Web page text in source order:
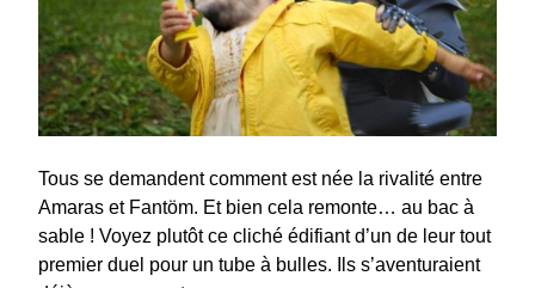
Tous se demandent comment est née la rivalité entre
Amaras et Fantöm. Et bien cela remonte… au bac à
sable ! Voyez plutôt ce cliché édifiant d’un de leur tout
premier duel pour un tube à bulles. Ils s’aventuraient